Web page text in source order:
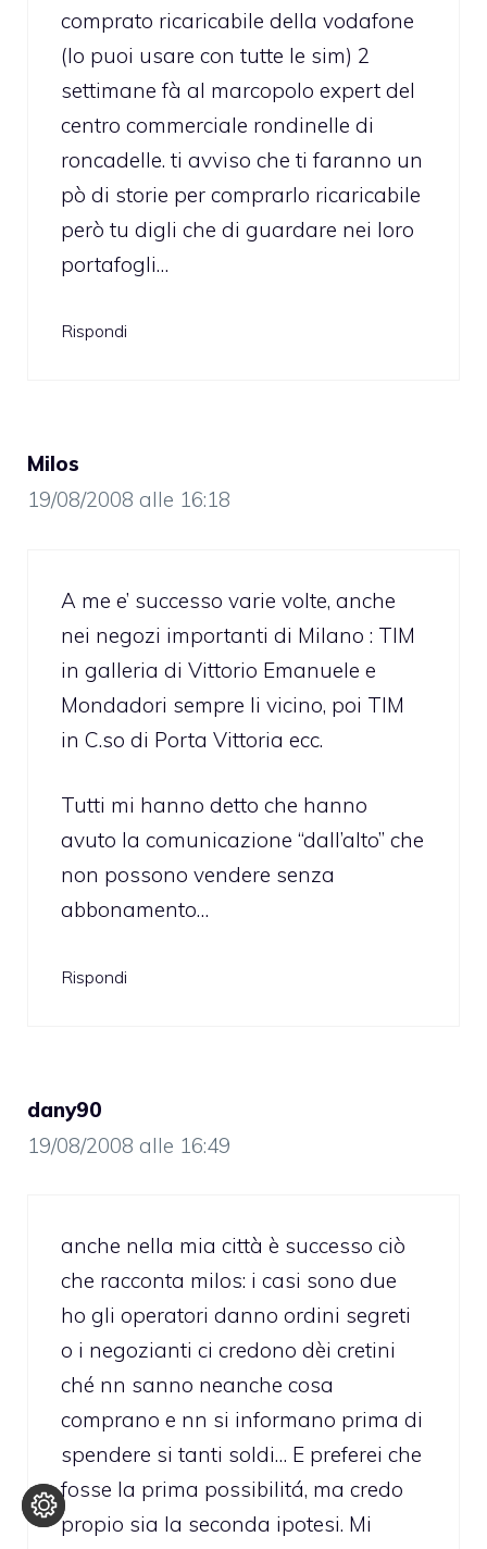
comprato ricaricabile della vodafone
(lo puoi usare con tutte le sim) 2
settimane fà al marcopolo expert del
centro commerciale rondinelle di
roncadelle. ti avviso che ti faranno un
pò di storie per comprarlo ricaricabile
però tu digli che di guardare nei loro
portafogli…
Rispondi
Milos
19/08/2008 alle 16:18
A me e’ successo varie volte, anche
nei negozi importanti di Milano : TIM
in galleria di Vittorio Emanuele e
Mondadori sempre li vicino, poi TIM
in C.so di Porta Vittoria ecc.
Tutti mi hanno detto che hanno
avuto la comunicazione “dall’alto” che
non possono vendere senza
abbonamento…
Rispondi
dany90
19/08/2008 alle 16:49
anche nella mia città è successo ciò
che racconta milos: i casi sono due
ho gli operatori danno ordini segreti
o i negozianti ci credono dèi cretini
ché nn sanno neanche cosa
comprano e nn si informano prima di
spendere si tanti soldi… E preferei che
fosse la prima possibilitá, ma credo
propio sia la seconda ipotesi. Mi